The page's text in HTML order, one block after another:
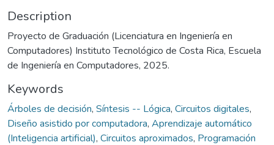
Description
Proyecto de Graduación (Licenciatura en Ingeniería en
Computadores) Instituto Tecnológico de Costa Rica, Escuela
de Ingeniería en Computadores, 2025.
Keywords
Árboles de decisión, Síntesis -- Lógica, Circuitos digitales,
Diseño asistido por computadora, Aprendizaje automático
(Inteligencia artificial), Circuitos aproximados, Programación